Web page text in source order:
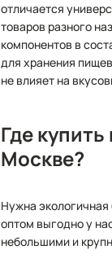
отличается
товаров разного
компонентов в
для хранения
не влияет на
Где
Москве?
Нужна
оптом выгодно у
небольшими и